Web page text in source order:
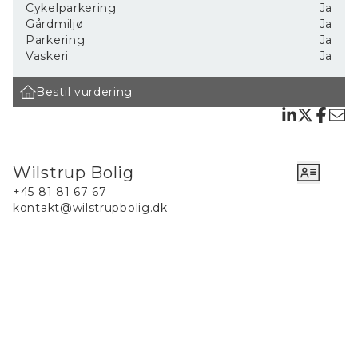
Nordsjælland.
Vi er uddannede ejendomsmæglere og har tilsammen mere
end 30 års erfaring med boligsalget i Nordsjælland.
Vi har lave afslag og korte salgstider. Og med et godt
salgsresultat og samtidig god service, så har vi mange kunder,
som har anbefalet os til andre samt skrevet en anmeldelse på
Ejendomsmægler som selv bor i byen Helsingør
Er du potentiel boligkøber i Helsingør, kan vi som
Cykelparkering
Ja
Gårdmiljø
Ja
Parkering
Ja
Vaskeri
Ja
Bestil vurdering
Wilstrup Bolig
+45 81 81 67 67
kontakt@wilstrupbolig.dk